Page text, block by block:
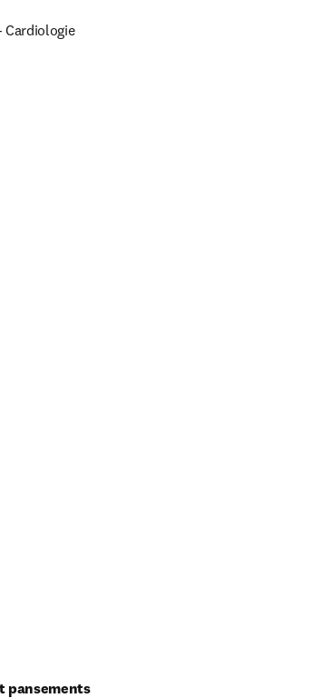
Cardiologie
pansements